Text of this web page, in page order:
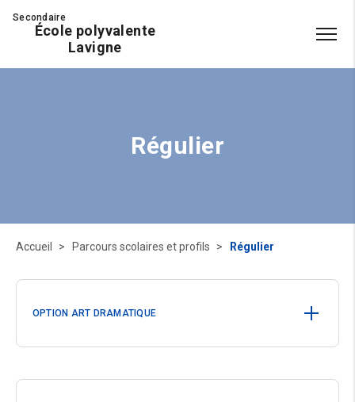
Secondaire
École polyvalente
Lavigne
Régulier
Accueil Parcours scolaires et profils Régulier
OPTION ART DRAMATIQUE